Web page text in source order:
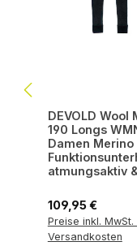
DEVOLD Wool
190 Longs
Damen Merino
atmungsaktiv &
Regulärer Preis:
109,95 €
Preise inkl. MwSt.
Versandkosten